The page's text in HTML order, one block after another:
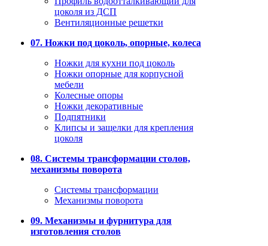
цоколя из ДСП
Вентиляционные решетки
07. Ножки под цоколь, опорные, колеса
Ножки для кухни под цоколь
Ножки опорные для корпусной
мебели
Колесные опоры
Ножки декоративные
Подпятники
Клипсы и защелки для крепления
цоколя
08. Системы трансформации столов,
механизмы поворота
Системы трансформации
Механизмы поворота
09. Механизмы и фурнитура для
изготовления столов